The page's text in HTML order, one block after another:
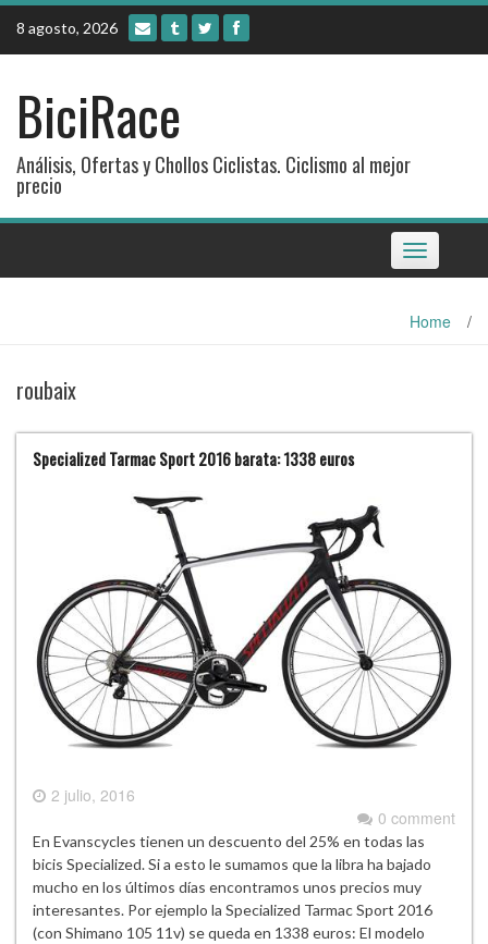
Skip
content
8 agosto, 2026
BiciRace
Análisis, Ofertas y Chollos Ciclistas. Ciclismo al mejor
precio
Toggle
navigation
Home /
roubaix
Specialized Tarmac Sport 2016 barata: 1338 euros
2 julio, 2016
0 comment
En Evanscycles tienen un descuento del 25% en todas las
bicis Specialized. Si a esto le sumamos que la libra ha bajado
mucho en los últimos días encontramos unos precios muy
interesantes. Por ejemplo la Specialized Tarmac Sport 2016
(con Shimano 105 11v) se queda en 1338 euros: El modelo